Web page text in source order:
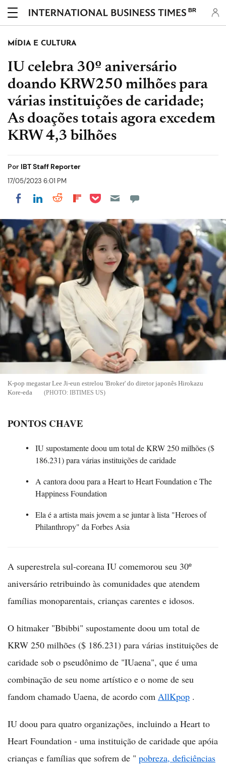
BR
MÍDIA E CULTURA
IU celebra 30º aniversário
doando KRW250 milhões para
várias instituições de caridade;
As doações totais agora excedem
KRW 4,3 bilhões
Por IBT Staff Reporter
17/05/2023 6:01 PM
Share on Facebook
Share on LinkedIn
Share on Reddit
Share on Flipboard
Share on Pocket
K-pop megastar Lee Ji-eun estrelou 'Broker' do diretor japonês Hirokazu
Kore-eda
IBTIMES US
PONTOS CHAVE
IU supostamente doou um total de KRW 250 milhões ($
186.231) para várias instituições de caridade
A cantora doou para a Heart to Heart Foundation e The
Happiness Foundation
Ela é a artista mais jovem a se juntar à lista "Heroes of
Philanthropy" da Forbes Asia
A superestrela sul-coreana IU comemorou seu 30º
aniversário retribuindo às comunidades que atendem
famílias monoparentais, crianças carentes e idosos.
O hitmaker "Bbibbi" supostamente doou um total de
KRW 250 milhões ($ 186.231) para várias instituições de
caridade sob o pseudônimo de "IUaena", que é uma
combinação de seu nome artístico e o nome de seu
fandom chamado Uaena, de acordo com AllKpop .
IU doou para quatro organizações, incluindo a Heart to
Heart Foundation - uma instituição de caridade que apóia
crianças e famílias que sofrem de " pobreza, deficiências